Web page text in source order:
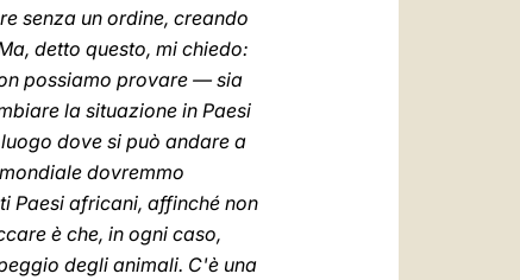
senza un ordine, creando
detto questo, mi chiedo:
possiamo provare — sia
la situazione in Paesi
dove si può andare a
dovremmo
Paesi africani, affinché non
è che, in ogni caso,
degli animali. C'è una